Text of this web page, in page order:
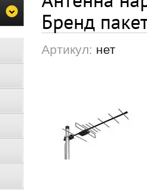
Убедительная просьба в
период не производить поиск
каналов и не перезагружать
Вещание телеканалов и
Бренд
Артикул: нет